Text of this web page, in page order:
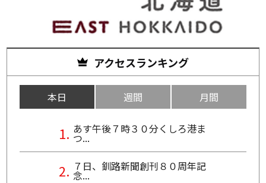
アクセスランキング
本日 週間 月間
あす午後７時３０分くしろ港ま
つ...
７日、釧路新聞創刊８０周年記
念...